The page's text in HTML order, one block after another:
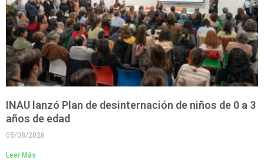
INAU lanzó Plan de desinternación de niños de 0 a 3
años de edad
05/08/2026
Leer Más